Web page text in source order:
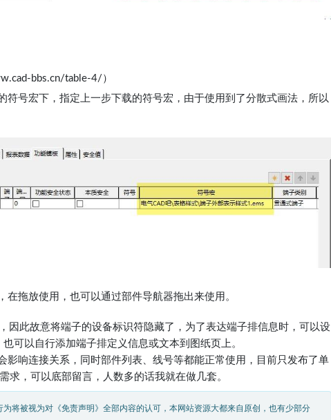
bbs.cn/table-4/）
符号宏下，指定上一步下载的符号宏，由于使用到了分散式画法，所以
拖放使用，也可以通过部件导航器拖出来使用。
因此故意将端子的设备标识符隐藏了，为了表达端子排信息时，可以设
可以自行添加端子排定义信息或文本到图纸页上。
影响连接关系，同时部件列表、线号等都能正常使用，目前只发布了单
求，可以底部留言，人数多的话我就在做几套。
将被视为对《免责声明》全部内容的认可，本网站资源大都来自原创，也有少部分